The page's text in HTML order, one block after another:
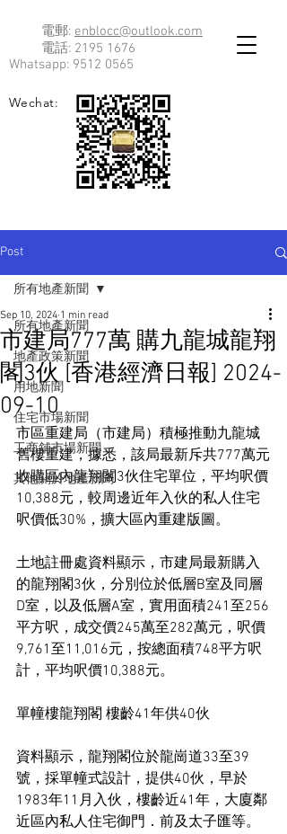
電郵: enblocc@outlook.com
電話: 2195 1676
Whatsapp: 9512 0565
Wechat:
Post
所有地產新聞
地產政策新聞
用地新聞
住宅市場新聞
工商舖市場新聞
其他關於地產新聞
所有地產新聞
市建局777萬 購九龍城龍翔
閣3伙 [香港經濟日報] 2024-
09-10
Sep 10, 2024 1 min read
市區重建局（市建局）積極推動九龍城
舊樓重建，據悉，該局最新斥共777萬元
收購區內龍翔閣3伙住宅單位，平均呎價
10,388元，較周邊近年入伙的私人住宅
呎價低30%，擴大區內重建版圖。
土地註冊處資料顯示，市建局最新購入
的龍翔閣3伙，分別位於低層B室及同層
D室，以及低層A室，實用面積241至256
平方呎，成交價245萬至282萬元，呎價
9,761至11,016元，按總面積748平方呎
計，平均呎價10,388元。
單幢樓龍翔閣 樓齡41年供40伙
資料顯示，龍翔閣位於龍崗道33至39
號，採單幢式設計，提供40伙，早於
1983年11月入伙，樓齡近41年，大廈鄰
近區內私人住宅御門．前及太子匯等。